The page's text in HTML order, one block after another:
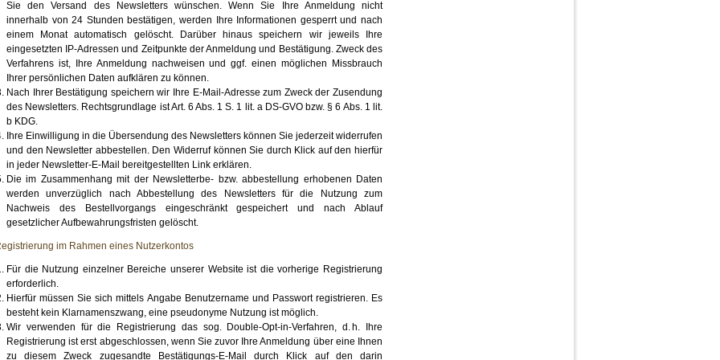
Sie den Versand des Newsletters wünschen. Wenn Sie Ihre Anmeldung nicht
innerhalb von 24 Stunden bestätigen, werden Ihre Informationen gesperrt und nach
einem Monat automatisch gelöscht. Darüber hinaus speichern wir jeweils Ihre
eingesetzten IP-Adressen und Zeitpunkte der Anmeldung und Bestätigung. Zweck des
Verfahrens ist, Ihre Anmeldung nachweisen und ggf. einen möglichen Missbrauch
Ihrer persönlichen Daten aufklären zu können.
Nach Ihrer Bestätigung speichern wir Ihre E-Mail-Adresse zum Zweck der Zusendung
des Newsletters. Rechtsgrundlage ist Art. 6 Abs. 1 S. 1 lit. a DS-GVO bzw. § 6 Abs. 1 lit.
b KDG.
Ihre Einwilligung in die Übersendung des Newsletters können Sie jederzeit widerrufen
und den Newsletter abbestellen. Den Widerruf können Sie durch Klick auf den hierfür
in jeder Newsletter-E-Mail bereitgestellten Link erklären.
Die im Zusammenhang mit der Newsletterbe- bzw. abbestellung erhobenen Daten
werden unverzüglich nach Abbestellung des Newsletters für die Nutzung zum
Nachweis des Bestellvorgangs eingeschränkt gespeichert und nach Ablauf
gesetzlicher Aufbewahrungsfristen gelöscht.
im Rahmen eines Nutzerkontos
Für die Nutzung einzelner Bereiche unserer Website ist die vorherige Registrierung
erforderlich.
Hierfür müssen Sie sich mittels Angabe Benutzername und Passwort registrieren. Es
besteht kein Klarnamenszwang, eine pseudonyme Nutzung ist möglich.
Wir verwenden für die Registrierung das sog. Double-Opt-in-Verfahren, d. h. Ihre
Registrierung ist erst abgeschlossen, wenn Sie zuvor Ihre Anmeldung über eine Ihnen
zu diesem Zweck zugesandte Bestätigungs-E-Mail durch Klick auf den darin